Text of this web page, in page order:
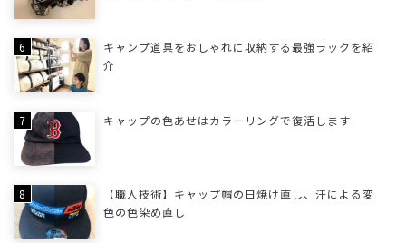
キャンプ道具をおしゃれに収納する最強ラックを紹
介
キャップの色あせはカラーリングで復活します
【職人技術】キャップ帽の日焼け直し、汗による変
色の色染め直し